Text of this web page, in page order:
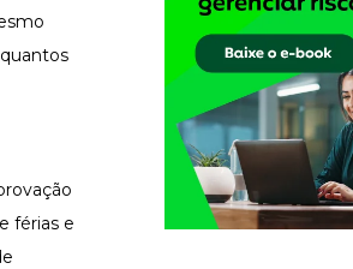
férias e